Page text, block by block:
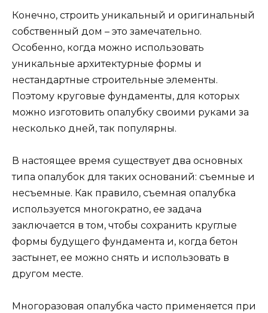
Конечно, строить уникальный и оригинальный
собственный дом – это замечательно.
Особенно, когда можно использовать
уникальные архитектурные формы и
нестандартные строительные элементы.
Поэтому круговые фундаменты, для которых
можно изготовить опалубку своими руками за
несколько дней, так популярны.
В настоящее время существует два основных
типа опалубок для таких оснований: съемные и
несъемные. Как правило, съемная опалубка
используется многократно, ее задача
заключается в том, чтобы сохранить круглые
формы будущего фундамента и, когда бетон
застынет, ее можно снять и использовать в
другом месте.
Многоразовая опалубка часто применяется при